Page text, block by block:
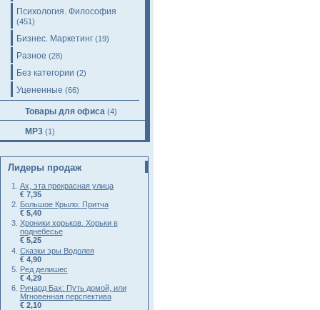
Психология. Философия
(451)
Бизнес. Маркетинг (19)
Разное (28)
Без категории (2)
Уцененные (66)
Товары для офиса (4)
MP3 (1)
Лидеры продаж
Ах, эта прекрасная улица
€ 7,35
Большое Крыло: Притча
€ 5,40
Хроники хорьков. Хорьки в
поднебесье
€ 5,25
Сказки эры Водолея
€ 4,90
Ред делишес
€ 4,29
Ричард Бах: Путь домой, или
Мгновенная перспектива
€ 2,10